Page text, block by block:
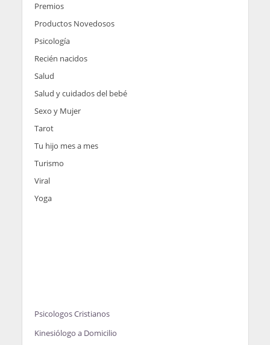
Premios
Productos Novedosos
Psicología
Recién nacidos
Salud
Salud y cuidados del bebé
Sexo y Mujer
Tarot
Tu hijo mes a mes
Turismo
Viral
Yoga
Psicologos Cristianos
Kinesiólogo a Domicilio